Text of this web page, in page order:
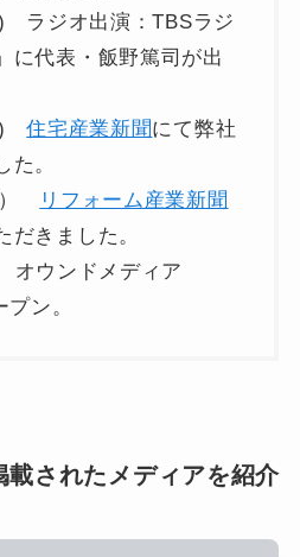
ラジオ出演：TBSラジ
」に代表・飯野篤司が出
)住宅産業新聞にて弊社
た。
）
リフォーム産業新聞
だきました。
ウンドメディア
プン。
載されたメディアを紹介